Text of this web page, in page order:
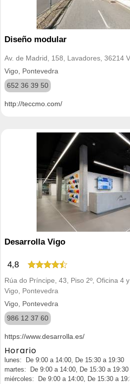
Diseño modular
Av. de Madrid, 158, Lavadores, 36214
Vigo, Pontevedra
652 36 39 50
http://teccmo.com/
Desarrolla Vigo
4,8
Rúa do Príncipe, 43, Piso 2º, Oficina 4
Vigo, Pontevedra
Vigo, Pontevedra
986 12 37 60
https://www.desarrolla.es/
Horario
lunes: De 9:00 a 14:00, De 15:30 a 19:30
martes: De 9:00 a 14:00, De 15:30 a 19:30
miércoles: De 9:00 a 14:00, De 15:30 a